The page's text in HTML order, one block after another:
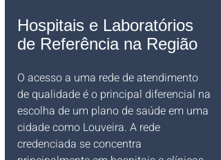
Hospitais e Laboratórios
de Referência na Região
O acesso a uma rede de atendimento
de qualidade é o principal diferencial na
escolha de um plano de saúde em uma
cidade como Louveira. A rede
credenciada se concentra